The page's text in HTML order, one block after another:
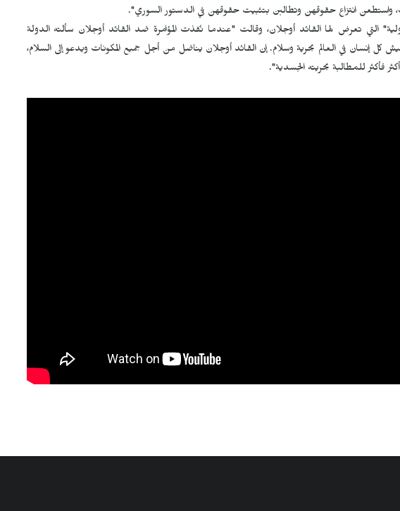
انتزاع حقوقهن وتطالبن بتثبيت حقوقهن في الدستور السوري".
التي تعرض لها القائد أوجلان، وقالت "عندما نُفذت المؤامرة ضد القائد أوجلان سألته الدولة
كل إنسان في العالم بحرية وسلام. إن القائد أوجلان يناضل من أجل جميع المكونات ويدعو إلى السلام،
فأكثر للمطالبة بحريته الجسدية".